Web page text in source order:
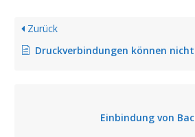
Zurück
Druckverbindungen können nicht hergestellt werden aufgrund einer nicht oder fehlerhaft
Einbindung von